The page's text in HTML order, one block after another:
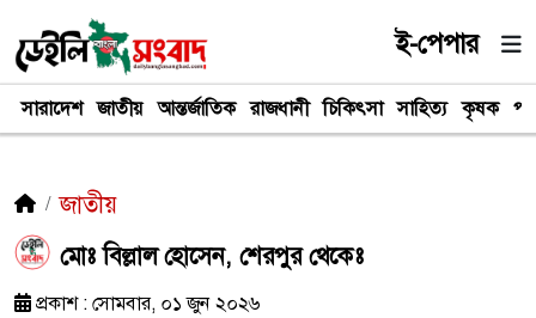
ই-পেপার
সারাদেশ জাতীয় আন্তর্জাতিক রাজধানী চিকিৎসা সাহিত্য কৃষক
জাতীয়
মোঃ বিল্লাল হোসেন, শেরপুর থেকেঃ
প্রকাশ : সোমবার, ০১ জুন ২০২৬